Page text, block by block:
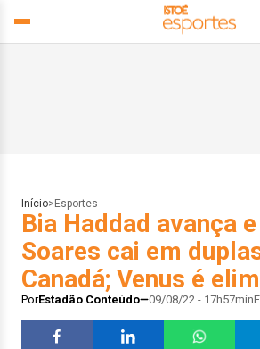
Início> Esportes
Bia Haddad avança
Soares cai em
Canadá; Venus é
PorEstadão Conteúdo 09/08/22 - 17h57min